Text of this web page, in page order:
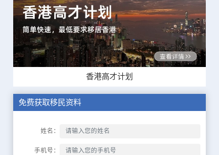
香港高才计划
免费获取移民资料
姓名：
手机号：